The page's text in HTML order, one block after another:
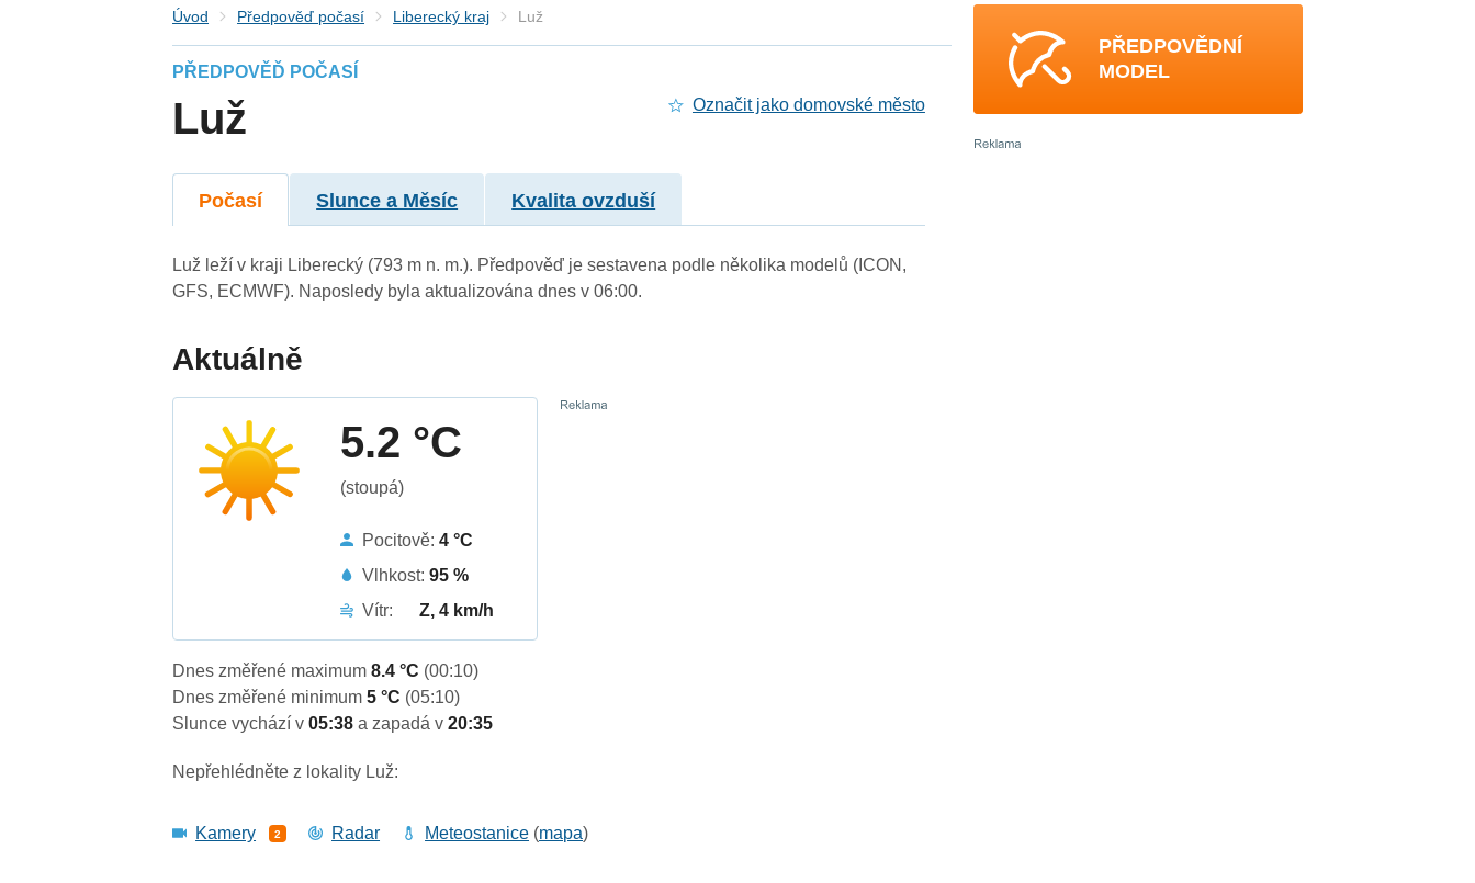
Úvod Předpověď počasí Liberecký kraj Luž
PŘEDPOVĚĎ POČASÍ
Luž Označit jako domovské město
Počasí Slunce a Měsíc Kvalita ovzduší
Luž leží v kraji Liberecký (793 m n. m.). Předpověď je sestavena podle několika modelů (ICON,
GFS, ECMWF). Naposledy byla aktualizována dnes v 06:00.
Aktuálně
5.2 °C
(stoupá)
Pocitově:4 °C
Vlhkost:95 %
Vítr:
Z, 4 km/h
Dnes změřené maximum8.4 °C (00:10)
Dnes změřené minimum5 °C (05:10)
Slunce vychází v05:38a zapadá v20:35
Nepřehlédněte z lokality Luž:
Kamery 2 Radar Meteostanice (mapa)
PŘEDPOVĚDNÍ
MODEL